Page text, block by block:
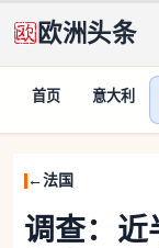
欧洲头条
首页 意大利
法国
调查：近